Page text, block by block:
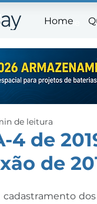
Home
Home
4 de
de
de leitura
cadastramento